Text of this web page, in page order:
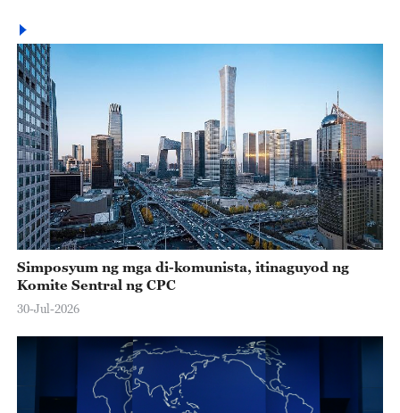
Simposyum ng mga di-komunista, itinaguyod ng
Komite Sentral ng CPC
30-Jul-2026